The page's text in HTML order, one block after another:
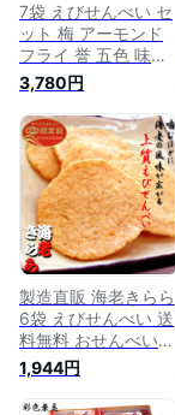
7袋 えびせんべい セ
ット 梅 アーモンド
フライ 誉 五色 味伝
承 海老きらら 素焼
アーモンド えびせん
詰め合わせ ギフト
内祝い お祝い お礼
法事 お供え 快気祝
い 挨拶 引越し お返
し 出産祝い 和菓子
贈り物 お菓子 保存
食 お取り寄せ 御歳
暮 御年賀 御挨拶 年
末 年始
3,780円
製造直販 海老きらら
6袋 えびせんべい 送
料無料 おせんべい
法事 お供え 詰め合
わせ 誕生日 贈り物
お礼 お祝い 挨拶 引
1,944円